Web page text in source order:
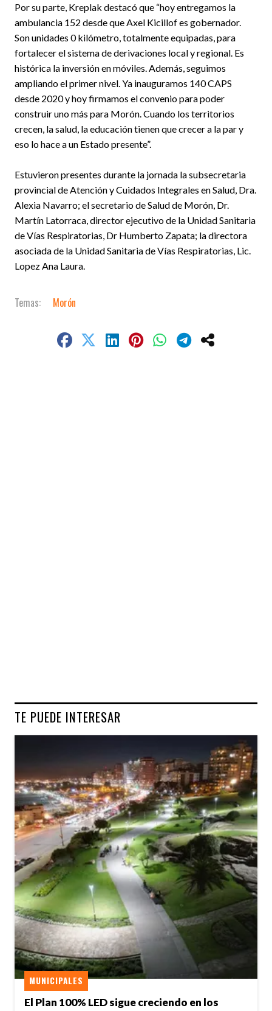
Por su parte, Kreplak destacó que “hoy entregamos la
ambulancia 152 desde que Axel Kicillof es gobernador.
Son unidades 0 kilómetro, totalmente equipadas, para
fortalecer el sistema de derivaciones local y regional. Es
histórica la inversión en móviles. Además, seguimos
ampliando el primer nivel. Ya inauguramos 140 CAPS
desde 2020 y hoy firmamos el convenio para poder
construir uno más para Morón. Cuando los territorios
crecen, la salud, la educación tienen que crecer a la par y
eso lo hace a un Estado presente”.
Estuvieron presentes durante la jornada la subsecretaria
provincial de Atención y Cuidados Integrales en Salud, Dra.
Alexia Navarro; el secretario de Salud de Morón, Dr.
Martín Latorraca, director ejecutivo de la Unidad Sanitaria
de Vías Respiratorias, Dr Humberto Zapata; la directora
asociada de la Unidad Sanitaria de Vías Respiratorias, Lic.
Lopez Ana Laura.
Morón
TE PUEDE INTERESAR
El Plan 100% LED sigue creciendo en los
MUNICIPALES